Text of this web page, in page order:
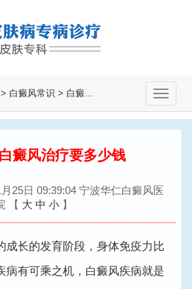
> 白癜风常识 > 白癜风治疗
切
换
癜风治疗要多少钱
25日 09:39:04 宁波华仁白癜风医
【 大 中 小 】
长的发育阶段，身体免疫力比
病有可乘之机，白癜风疾病就是